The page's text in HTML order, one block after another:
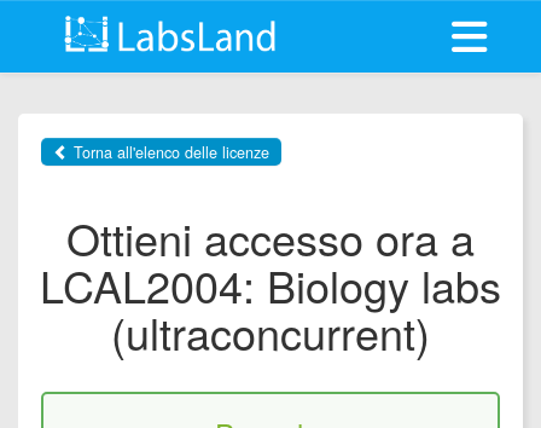
Apri il
Torna all'elenco delle licenze
Ottieni accesso ora a
LCAL2004: Biology labs
(ultraconcurrent)